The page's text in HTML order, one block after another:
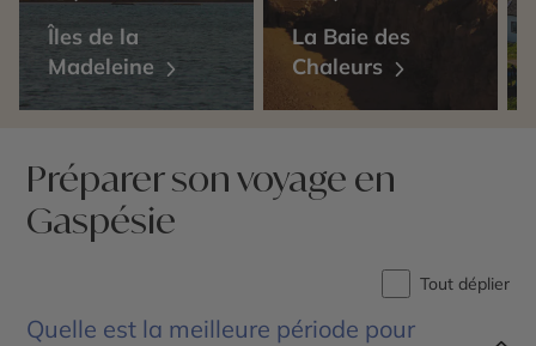
Îles de la
Madeleine
La Baie des
Chaleurs
Préparer son voyage en
Gaspésie
Tout déplier
Quelle est la meilleure période pour